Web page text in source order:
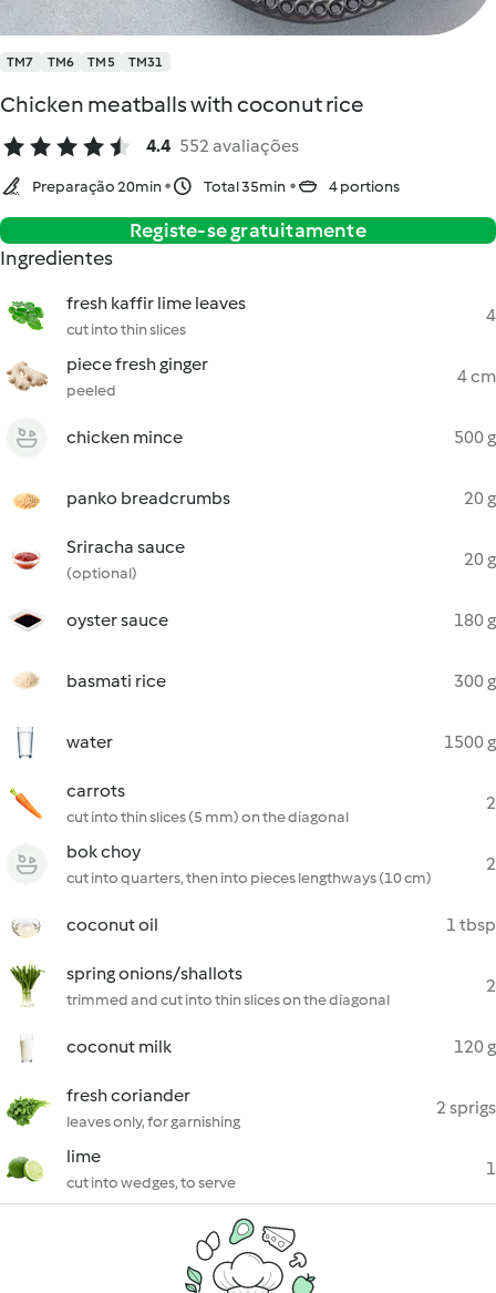
TM7 TM6 TM5 TM31
Chicken meatballs with coconut rice
4.4 552 avaliações
Preparação 20min Total 35min 4 portions
Registe-se gratuitamente
Ingredientes
fresh kaffir lime leaves
cut into thin slices
4
piece fresh ginger
peeled
4 cm
chicken mince 500 g
panko breadcrumbs 20 g
Sriracha sauce
(optional)
20 g
oyster sauce 180 g
basmati rice 300 g
water 1500 g
carrots
cut into thin slices (5 mm) on the diagonal
2
bok choy
cut into quarters, then into pieces lengthways (10 cm)
2
coconut oil 1 tbsp
spring onions/shallots
trimmed and cut into thin slices on the diagonal
2
coconut milk 120 g
fresh coriander
leaves only, for garnishing
2 sprigs
lime
cut into wedges, to serve
1